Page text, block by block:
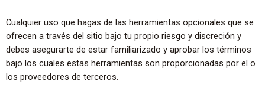
Cualquier uso que hagas de las herramientas opcionales que se
ofrecen a través del sitio bajo tu propio riesgo y discreción y
debes asegurarte de estar familiarizado y aprobar los términos
bajo los cuales estas herramientas son proporcionadas por el o
los proveedores de terceros.